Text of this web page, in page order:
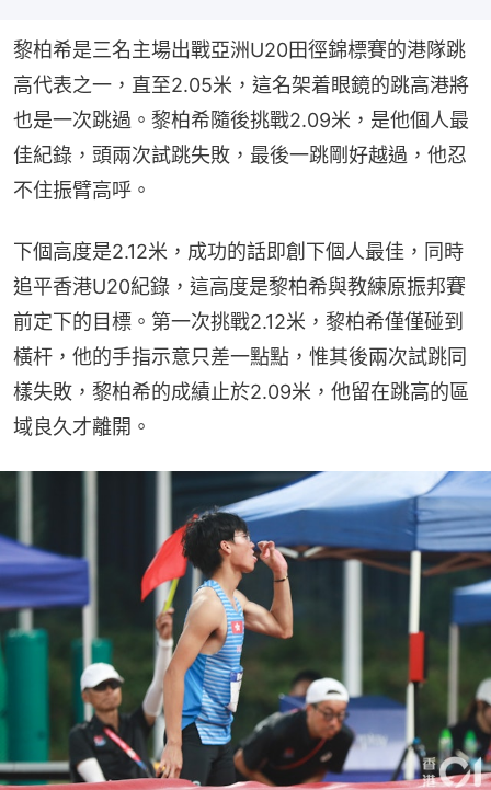
黎柏希是三名主場出戰亞洲U20田徑錦標賽的港隊跳
高代表之一，直至2.05米，這名架着眼鏡的跳高港將
也是一次跳過。黎柏希隨後挑戰2.09米，是他個人最
佳紀錄，頭兩次試跳失敗，最後一跳剛好越過，他忍
不住振臂高呼。
下個高度是2.12米，成功的話即創下個人最佳，同時
追平香港U20紀錄，這高度是黎柏希與教練原振邦賽
前定下的目標。第一次挑戰2.12米，黎柏希僅僅碰到
橫杆，他的手指示意只差一點點，惟其後兩次試跳同
樣失敗，黎柏希的成績止於2.09米，他留在跳高的區
域良久才離開。